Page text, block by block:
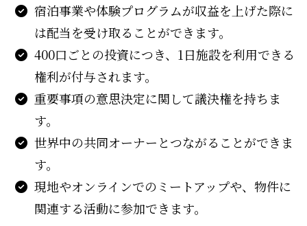
宿泊事業や体験プログラムが収益を上げた際に
は配当を受け取ることができます。
400口ごとの投資につき、1日施設を利用できる
権利が付与されます。
重要事項の意思決定に関して議決権を持ちま
す。
世界中の共同オーナーとつながることができま
す。
現地やオンラインでのミートアップや、物件に
関連する活動に参加できます。